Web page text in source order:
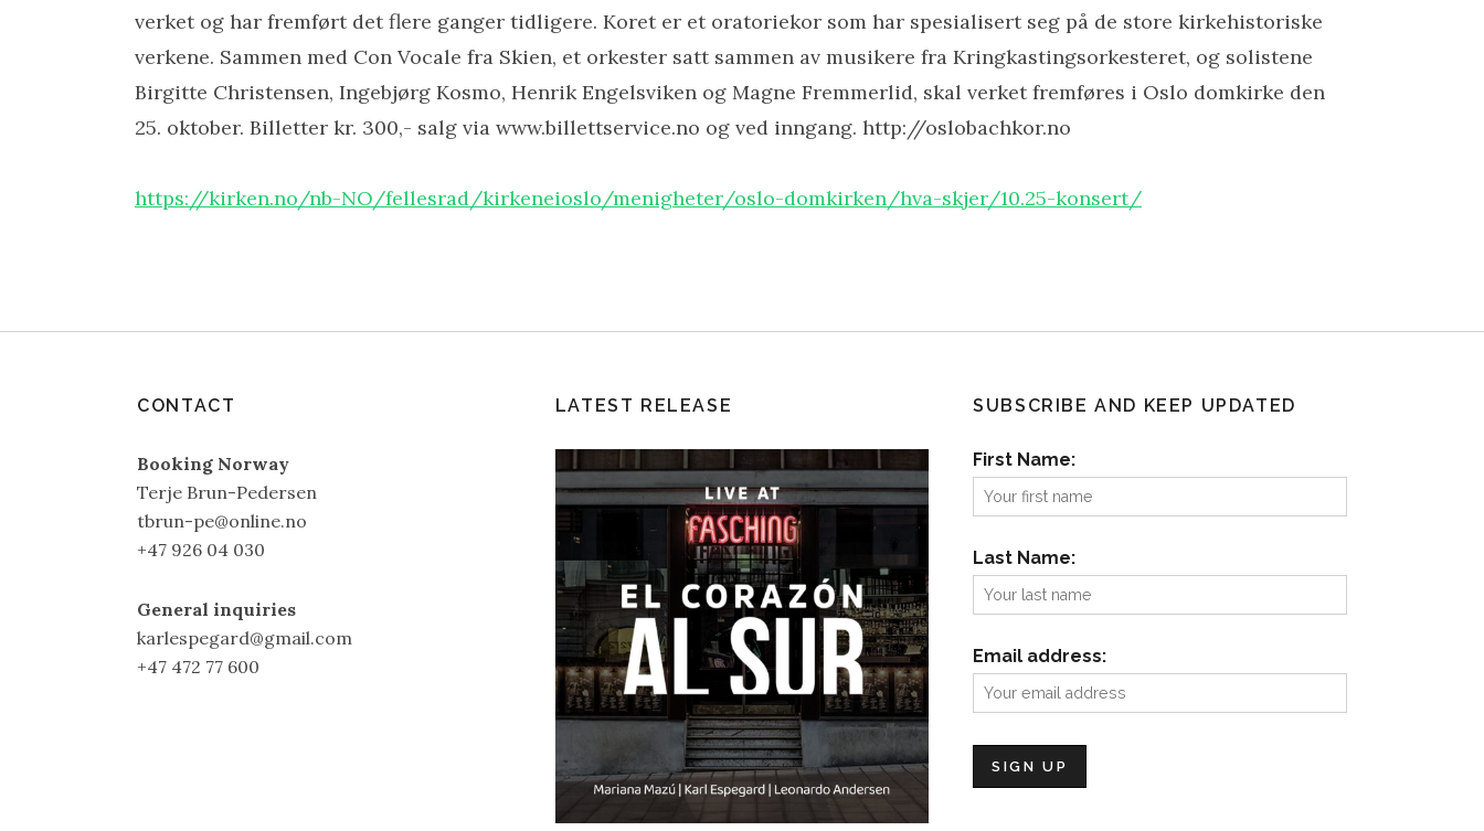
verket og har fremført det flere ganger tidligere. Koret er et oratoriekor som har spesialisert seg på de store kirkehistoriske
verkene. Sammen med Con Vocale fra Skien, et orkester satt sammen av musikere fra Kringkastingsorkesteret, og solistene
Birgitte Christensen, Ingebjørg Kosmo, Henrik Engelsviken og Magne Fremmerlid, skal verket fremføres i Oslo domkirke den
25. oktober. Billetter kr. 300,- salg via www.billettservice.no og ved inngang. http://oslobachkor.no
https://kirken.no/nb-NO/fellesrad/kirkeneioslo/menigheter/oslo-domkirken/hva-skjer/10.25-konsert/
CONTACT
Booking Norway
Terje Brun-Pedersen
tbrun-pe@online.no
+47 926 04 030
General inquiries
karlespegard@gmail.com
+47 472 77 600
LATEST RELEASE SUBSCRIBE AND KEEP UPDATED
First Name:
Last Name:
Email address: